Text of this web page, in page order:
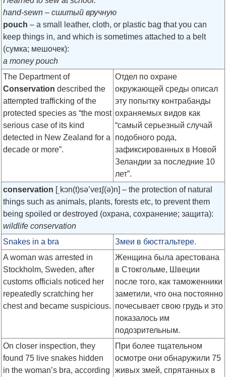
hand-sewn – сшитый вручную
pouch – a small leather, cloth, or plastic bag that you can
keep things in, and which is sometimes attached to a belt
(сумка; мешочек):
a money pouch
The Department of
Conservation described the
attempted trafficking of the
protected species as “the most
serious case of its kind
detected in New Zealand for a
decade or more”.
Отдел по охране
окружающей среды описал
эту попытку контрабанды
охраняемых видов как
“самый серьезный случай
подобного рода,
зафиксированных в Новой
Зеландии за последние 10
лет”.
сonservation [ˌkɔn(t)sə’veɪʃ(ə)n] – the protection of natural
things such as animals, plants, forests etc, to prevent them
being spoiled or destroyed (охрана, сохранение; защита):
wildlife conservation
Snakes in a bra
Змеи в бюстгальтере.
A woman was arrested in
Stockholm, Sweden, after
customs officials noticed her
repeatedly scratching her
chest and became suspicious.
Женщина была арестована
в Стокгольме, Швеции
после того, как таможенники
заметили, что она постоянно
почесывает свою грудь и это
показалось им
подозрительным.
On closer inspection, they
found 75 live snakes hidden
in the woman’s bra, according
При более тщательном
осмотре они обнаружили 75
живых змей, спрятанных в